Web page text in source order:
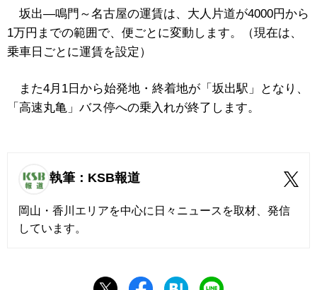
坂出―鳴門～名古屋の運賃は、大人片道が4000円から
1万円までの範囲で、便ごとに変動します。（現在は、
乗車日ごとに運賃を設定）
また4月1日から始発地・終着地が「坂出駅」となり、
「高速丸亀」バス停への乗入れが終了します。
執筆：KSB報道
岡山・香川エリアを中心に日々ニュースを取材、発信
しています。